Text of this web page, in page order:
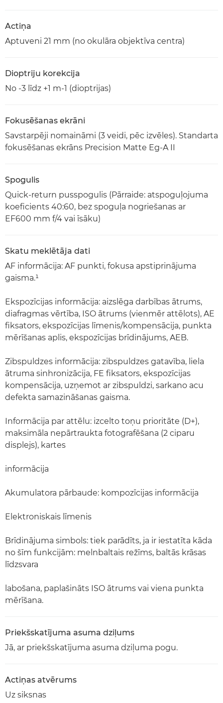
Actiņa
Aptuveni 21 mm (no okulāra objektīva centra)
Dioptriju korekcija
No -3 līdz +1 m-1 (dioptrijas)
Fokusēšanas ekrāni
Savstarpēji nomaināmi (3 veidi, pēc izvēles). Standarta
fokusēšanas ekrāns Precision Matte Eg-A II
Spogulis
Quick-return pusspogulis (Pārraide: atspoguļojuma
koeficients 40:60, bez spoguļa nogriešanas ar
EF600 mm f/4 vai īsāku)
Skatu meklētāja dati
AF informācija: AF punkti, fokusa apstiprinājuma
gaisma.¹
Ekspozīcijas informācija: aizslēga darbības ātrums,
diafragmas vērtība, ISO ātrums (vienmēr attēlots), AE
fiksators, ekspozīcijas līmenis/kompensācija, punkta
mērīšanas aplis, ekspozīcijas brīdinājums, AEB.
Zibspuldzes informācija: zibspuldzes gatavība, liela
ātruma sinhronizācija, FE fiksators, ekspozīcijas
kompensācija, uzņemot ar zibspuldzi, sarkano acu
defekta samazināšanas gaisma.
Informācija par attēlu: izcelto toņu prioritāte (D+),
maksimāla nepārtraukta fotografēšana (2 ciparu
displejs), kartes
informācija
Akumulatora pārbaude: kompozīcijas informācija
Elektroniskais līmenis
Brīdinājuma simbols: tiek parādīts, ja ir iestatīta kāda
no šīm funkcijām: melnbaltais režīms, baltās krāsas
līdzsvara
labošana, paplašināts ISO ātrums vai viena punkta
mērīšana.
Priekšskatījuma asuma dziļums
Jā, ar priekšskatījuma asuma dziļuma pogu.
Actiņas atvērums
Uz siksnas